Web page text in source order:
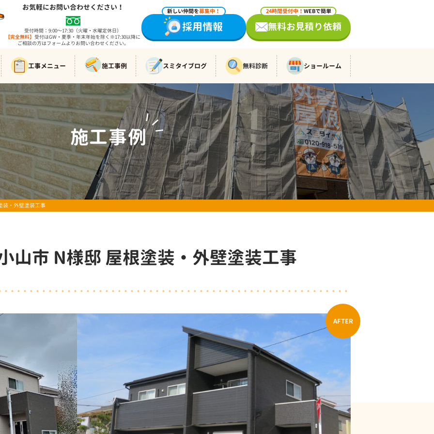
お気軽にお問い合わせください！
受付時間：9:00～17:30（火曜・水曜定休日）
【完全無料】 受付はGW・夏季・年末年始を除く※17:30以降に
ご相談の方はフォームよりお問い合わせください。
新しい仲間を募集中！
採用情報
24時間受付中！ WEBで簡単
無料お見積り依頼
工事メニュー 施工事例 スミタイブログ 無料診断 ショールーム
施工事例
WORKS
装・外壁塗装工事
山市 N様邸 屋根塗装・外壁塗装工事